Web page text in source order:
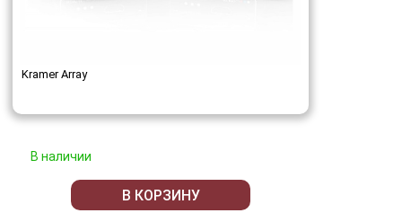
Kramer Array
В наличии
В КОРЗИНУ